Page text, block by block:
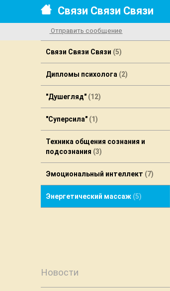
Связи Связи Связи
Отправить сообщение
Связи Связи Связи 5
Дипломы психолога 2
"Душегляд" 12
"Cуперcила" 1
Техника общения сознания и
подсознания 3
Эмоциональный интеллект 7
Энергетический массаж 5
Новости